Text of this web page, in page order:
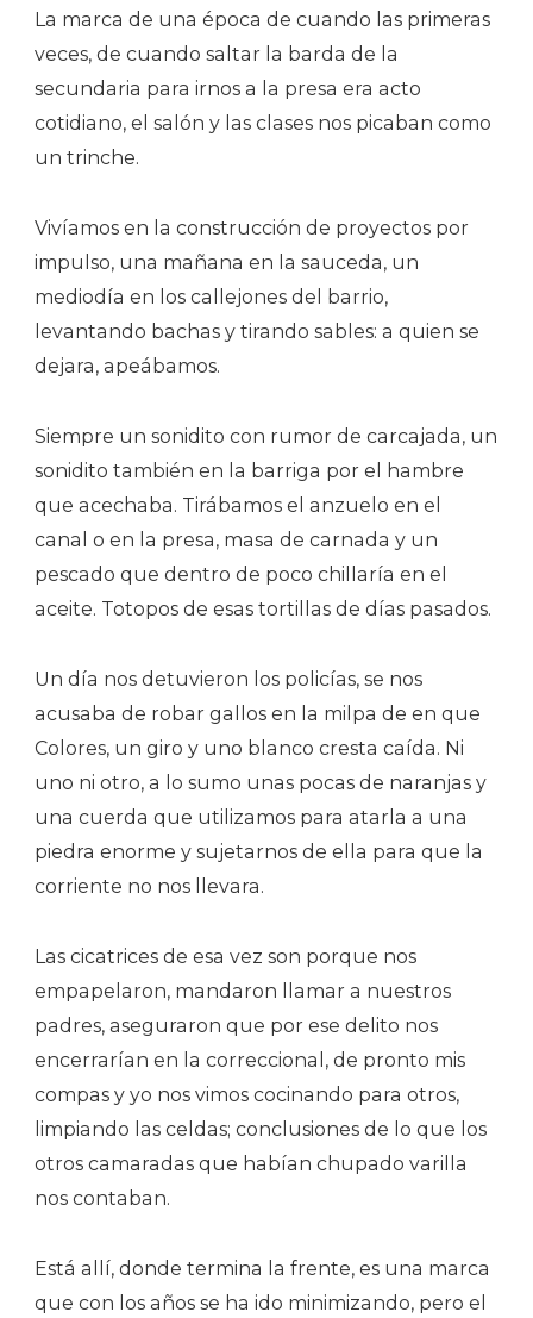
La marca de una época de cuando las primeras
veces, de cuando saltar la barda de la
secundaria para irnos a la presa era acto
cotidiano, el salón y las clases nos picaban como
un trinche.
Vivíamos en la construcción de proyectos por
impulso, una mañana en la sauceda, un
mediodía en los callejones del barrio,
levantando bachas y tirando sables: a quien se
dejara, apeábamos.
Siempre un sonidito con rumor de carcajada, un
sonidito también en la barriga por el hambre
que acechaba. Tirábamos el anzuelo en el
canal o en la presa, masa de carnada y un
pescado que dentro de poco chillaría en el
aceite. Totopos de esas tortillas de días pasados.
Un día nos detuvieron los policías, se nos
acusaba de robar gallos en la milpa de en que
Colores, un giro y uno blanco cresta caída. Ni
uno ni otro, a lo sumo unas pocas de naranjas y
una cuerda que utilizamos para atarla a una
piedra enorme y sujetarnos de ella para que la
corriente no nos llevara.
Las cicatrices de esa vez son porque nos
empapelaron, mandaron llamar a nuestros
padres, aseguraron que por ese delito nos
encerrarían en la correccional, de pronto mis
compas y yo nos vimos cocinando para otros,
limpiando las celdas; conclusiones de lo que los
otros camaradas que habían chupado varilla
nos contaban.
Está allí, donde termina la frente, es una marca
que con los años se ha ido minimizando, pero el